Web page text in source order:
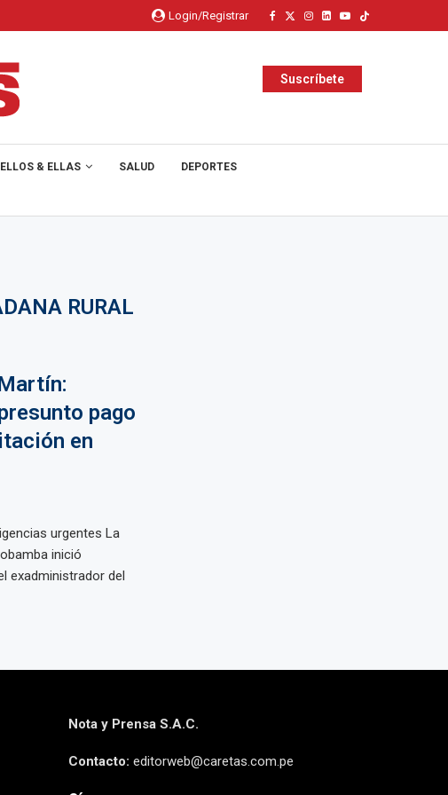
Login/Registrar
Suscríbete
ELLOS & ELLAS SALUD DEPORTES
RURAL
pago
en
urgentes La
inició
exadministrador del
Nota y Prensa S.A.C.
Contacto: editorweb@caretas.com.pe